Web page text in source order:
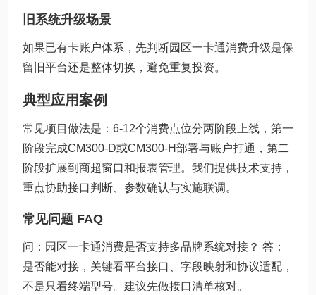
旧系统升级场景
如果已有卡账户体系，先判断园区一卡通消费升级是保
留旧平台还是整体切换，避免重复投资。
典型应用案例
常见项目做法是：6-12个消费点位分两阶段上线，第一
阶段完成CM300-D或CM300-H部署与账户打通，第二
阶段扩展到商超窗口和报表管理。我们提供技术支持，
重点协助接口判断、参数确认与实施联调。
常见问题 FAQ
问：园区一卡通消费是否支持多品牌系统对接？ 答：
是否能对接，关键看平台接口、字段映射和协议适配，
不是只看终端型号。建议先做接口清单核对。